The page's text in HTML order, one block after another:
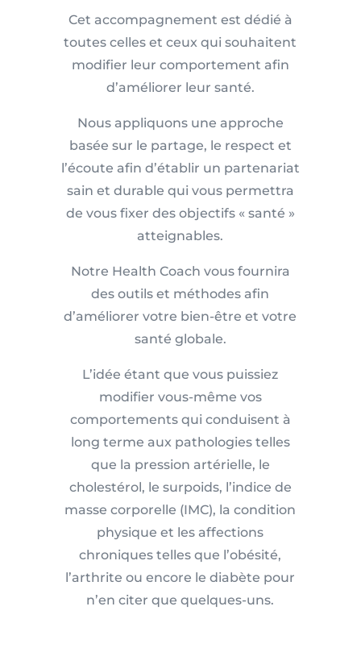
Cet accompagnement est dédié à
toutes celles et ceux qui souhaitent
modifier leur comportement afin
d’améliorer leur santé.
Nous appliquons une approche
basée sur le partage, le respect et
l’écoute afin d’établir un partenariat
sain et durable qui vous permettra
de vous fixer des objectifs « santé »
atteignables.
Notre Health Coach vous fournira
des outils et méthodes afin
d’améliorer votre bien-être et votre
santé globale.
L’idée étant que vous puissiez
modifier vous-même vos
comportements qui conduisent à
long terme aux pathologies telles
que la pression artérielle, le
cholestérol, le surpoids, l’indice de
masse corporelle (IMC), la condition
physique et les affections
chroniques telles que l’obésité,
l’arthrite ou encore le diabète pour
n’en citer que quelques-uns.